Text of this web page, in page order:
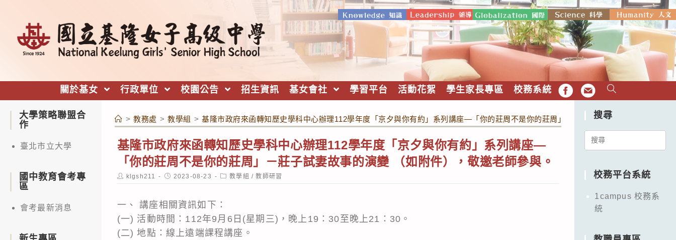
關於基女 行政單位 校園公告 招生資訊 基女會社 學習平台 活動花絮 學生家長專區 校務系統 FB EMAIL
> 教務處 > 教學組 > 基隆市政府來函轉知歷史學科中心辦理112學年度「京夕與你有約」系列講座—「你的莊周不是你的莊周」－莊子試妻故事的演變 （如附
基隆市政府來函轉知歷史學科中心辦理112學年度「京夕與你有約」系列講座—
「你的莊周不是你的莊周」－莊子試妻故事的演變 （如附件），敬邀老師參與。
Post
author:
klgsh211
Post
published:
2023-08-23
Post
category:
教學組 / 教師研習
一、 講座相關資訊如下：
(一) 活動時間：112年9月6日(星期三)，晚上19：30至晚上21：30。
(二) 地點：線上遠端課程講座。
大學策略聯盟合
作
臺北市立大學
國中教育會考專
區
會考最新消息
搜尋
Search
校務平台系統
1campus 校務系
統